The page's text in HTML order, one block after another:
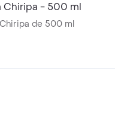
Chiripa - 500 ml
de 500 ml